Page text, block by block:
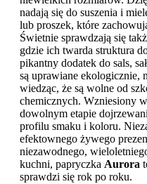
nadają się do suszenia i
lub proszek, które
Świetnie sprawdzają się
gdzie ich twarda struktura
pikantny dodatek do sals,
są uprawiane ekologicznie,
wiedząc, że są wolne od
chemicznych. Wzniesiony
dowolnym etapie
profilu smaku i koloru.
efektownego żywego
niezawodnego,
kuchni, papryczka Aurora
sprawdzi się rok po roku.